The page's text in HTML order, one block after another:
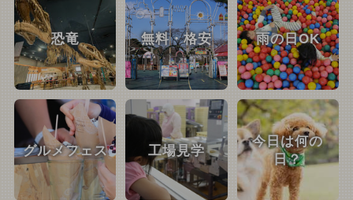
恐竜 無料・格安 雨の日OK
グルメフェス 工場見学
今日は何の
日？